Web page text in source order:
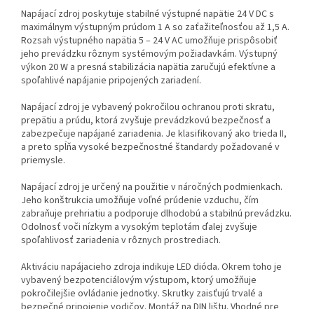
Napájací zdroj poskytuje stabilné výstupné napätie 24 V DC s
maximálnym výstupným prúdom 1 A so zaťažiteľnosťou až 1,5 A.
Rozsah výstupného napätia 5 – 24 V AC umožňuje prispôsobiť
jeho prevádzku rôznym systémovým požiadavkám. Výstupný
výkon 20 W a presná stabilizácia napätia zaručujú efektívne a
spoľahlivé napájanie pripojených zariadení.
Napájací zdroj je vybavený pokročilou ochranou proti skratu,
prepätiu a prúdu, ktorá zvyšuje prevádzkovú bezpečnosť a
zabezpečuje napájané zariadenia. Je klasifikovaný ako trieda II,
a preto spĺňa vysoké bezpečnostné štandardy požadované v
priemysle.
Napájací zdroj je určený na použitie v náročných podmienkach.
Jeho konštrukcia umožňuje voľné prúdenie vzduchu, čím
zabraňuje prehriatiu a podporuje dlhodobú a stabilnú prevádzku.
Odolnosť voči nízkym a vysokým teplotám ďalej zvyšuje
spoľahlivosť zariadenia v rôznych prostrediach.
Aktiváciu napájacieho zdroja indikuje LED dióda. Okrem toho je
vybavený bezpotenciálovým výstupom, ktorý umožňuje
pokročilejšie ovládanie jednotky. Skrutky zaisťujú trvalé a